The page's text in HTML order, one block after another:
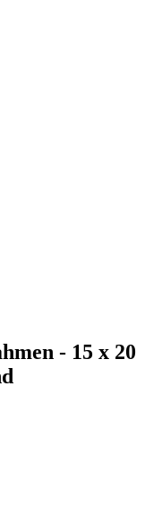
- 15 x 20